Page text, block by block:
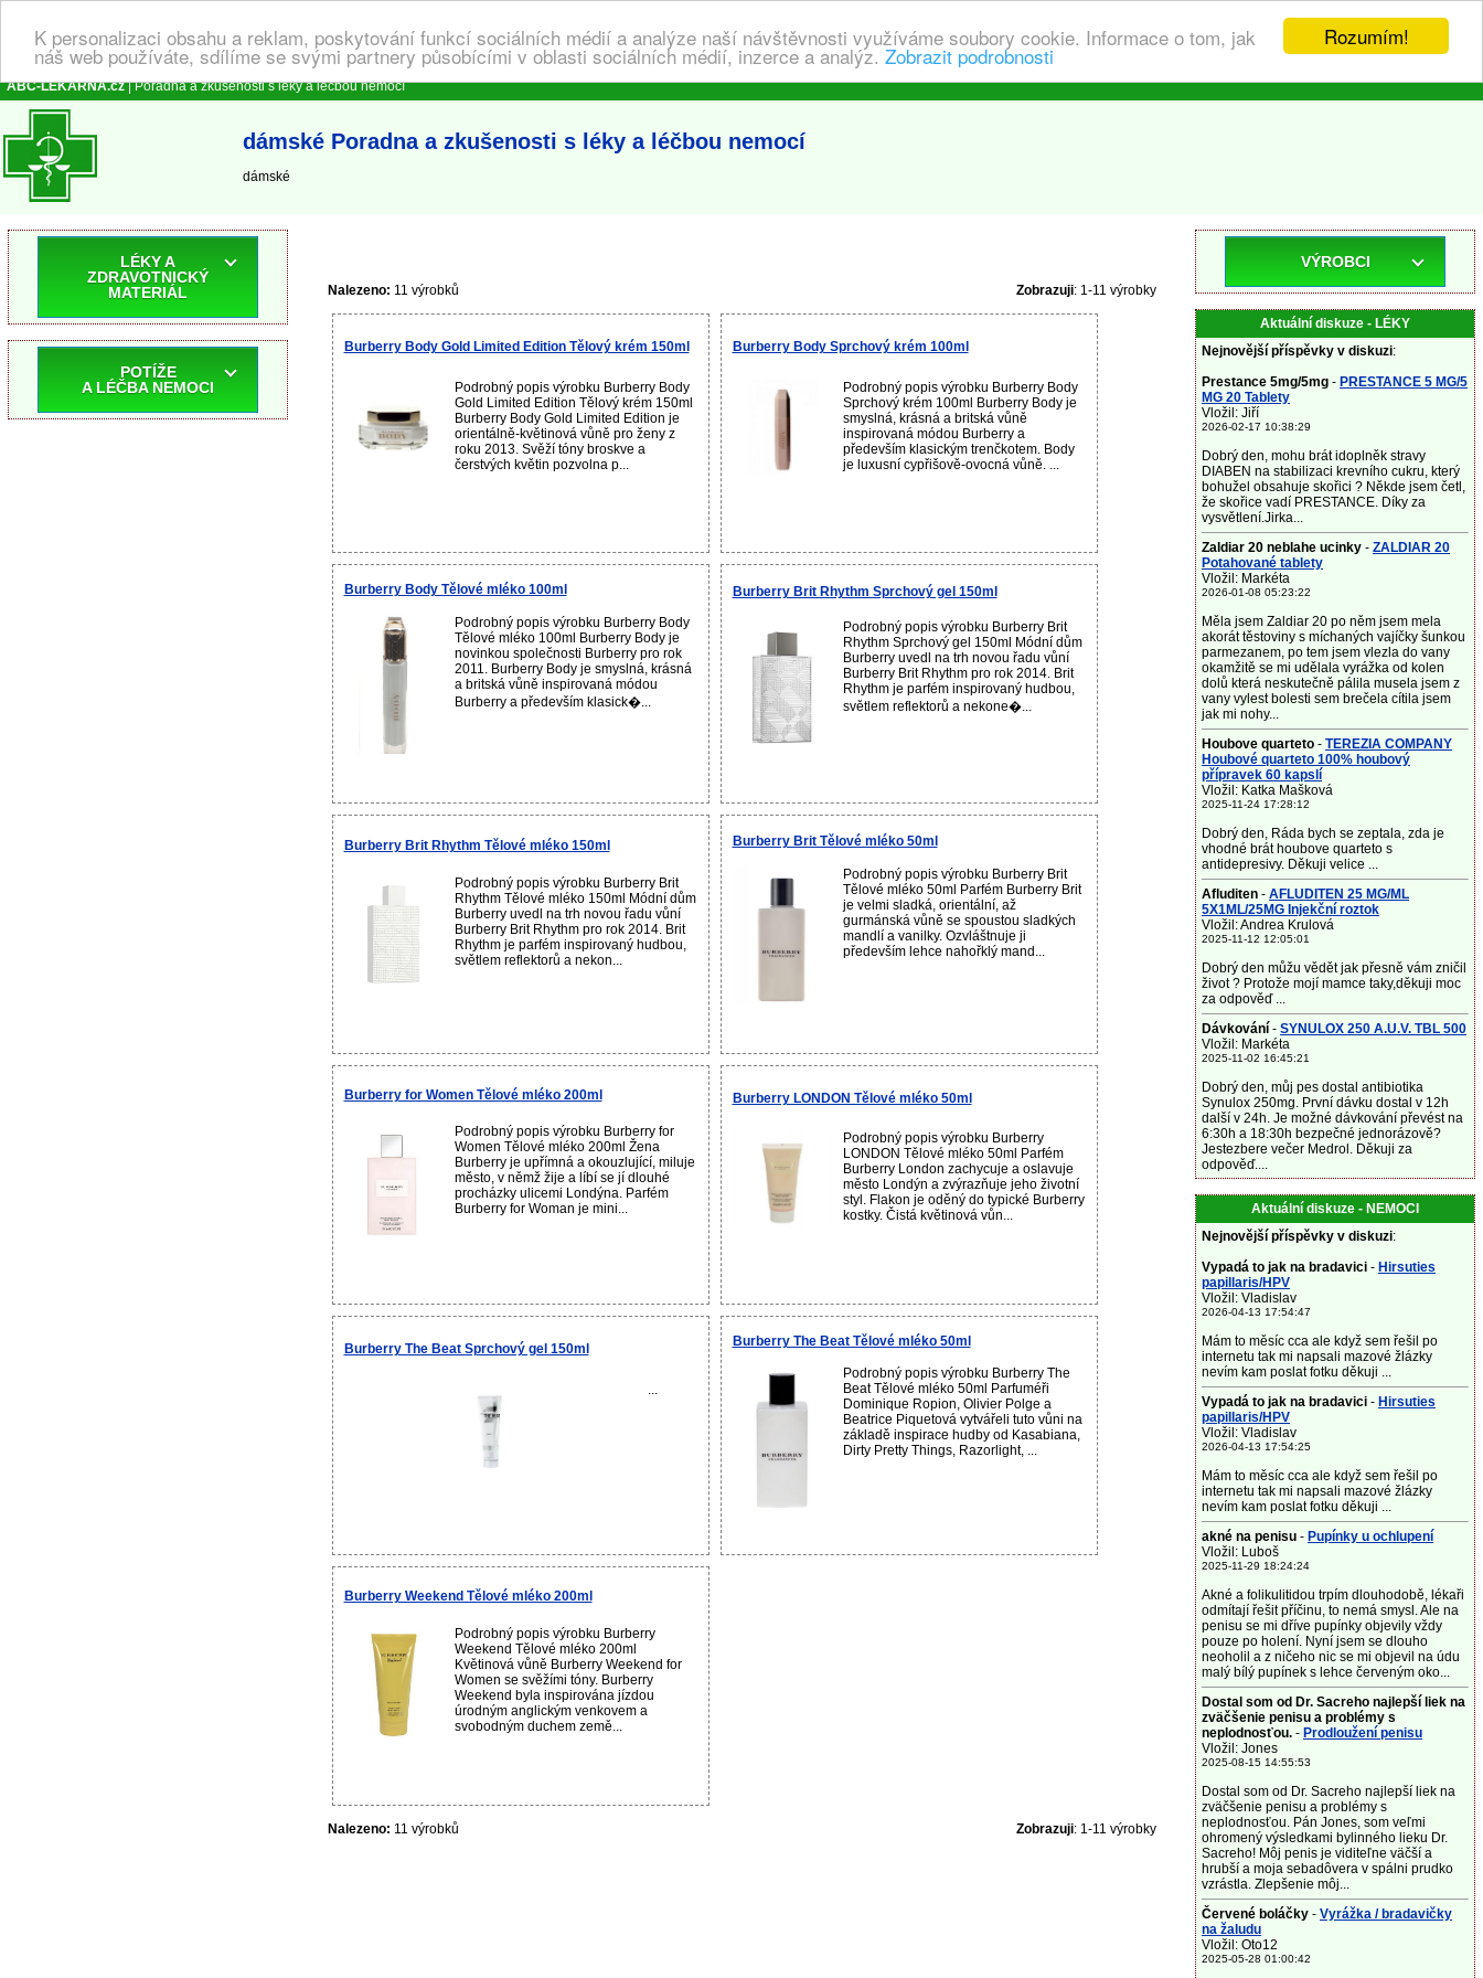
Rozumím!
K personalizaci obsahu a reklam, poskytování funkcí sociálních médií a analýze naší návštěvnosti využíváme soubory cookie. Informace o tom, jak
náš web používáte, sdílíme se svými partnery působícími v oblasti sociálních médií, inzerce a analýz. Zobrazit podrobnosti
ABC-LEKARNA.cz| Poradna a zkušenosti s léky a léčbou nemocí
dámské Poradna a zkušenosti s léky a léčbou nemocí
dámské
Nalezeno: 11 výrobků Zobrazuji: 1-11 výrobky
Burberry Body Gold Limited Edition Tělový krém 150ml
Podrobný popis výrobku Burberry Body
Gold Limited Edition Tělový krém 150ml
Burberry Body Gold Limited Edition je
orientálně-květinová vůně pro ženy z
roku 2013. Svěží tóny broskve a
čerstvých květin pozvolna p...
Burberry Body Sprchový krém 100ml
Podrobný popis výrobku Burberry Body
Sprchový krém 100ml Burberry Body je
smyslná, krásná a britská vůně
inspirovaná módou Burberry a
především klasickým trenčkotem. Body
je luxusní cypřišově-ovocná vůně. ...
Burberry Body Tělové mléko 100ml
Podrobný popis výrobku Burberry Body
Tělové mléko 100ml Burberry Body je
novinkou společnosti Burberry pro rok
2011. Burberry Body je smyslná, krásná
a britská vůně inspirovaná módou
Burberry a především klasick�...
Burberry Brit Rhythm Sprchový gel 150ml
Podrobný popis výrobku Burberry Brit
Rhythm Sprchový gel 150ml Módní dům
Burberry uvedl na trh novou řadu vůní
Burberry Brit Rhythm pro rok 2014. Brit
Rhythm je parfém inspirovaný hudbou,
světlem reflektorů a nekone�...
Burberry Brit Rhythm Tělové mléko 150ml
Podrobný popis výrobku Burberry Brit
Rhythm Tělové mléko 150ml Módní dům
Burberry uvedl na trh novou řadu vůní
Burberry Brit Rhythm pro rok 2014. Brit
Rhythm je parfém inspirovaný hudbou,
světlem reflektorů a nekon...
Burberry Brit Tělové mléko 50ml
Podrobný popis výrobku Burberry Brit
Tělové mléko 50ml Parfém Burberry Brit
je velmi sladká, orientální, až
gurmánská vůně se spoustou sladkých
mandlí a vanilky. Ozvláštnuje ji
především lehce nahořklý mand...
Burberry for Women Tělové mléko 200ml
Podrobný popis výrobku Burberry for
Women Tělové mléko 200ml Žena
Burberry je upřímná a okouzlující, miluje
město, v němž žije a líbí se jí dlouhé
procházky ulicemi Londýna. Parfém
Burberry for Woman je mini...
Burberry LONDON Tělové mléko 50ml
Podrobný popis výrobku Burberry
LONDON Tělové mléko 50ml Parfém
Burberry London zachycuje a oslavuje
město Londýn a zvýrazňuje jeho životní
styl. Flakon je oděný do typické Burberry
kostky. Čistá květinová vůn...
Burberry The Beat Sprchový gel 150ml
...
Burberry The Beat Tělové mléko 50ml
Podrobný popis výrobku Burberry The
Beat Tělové mléko 50ml Parfuméři
Dominique Ropion, Olivier Polge a
Beatrice Piquetová vytvářeli tuto vůni na
základě inspirace hudby od Kasabiana,
Dirty Pretty Things, Razorlight, ...
Burberry Weekend Tělové mléko 200ml
Podrobný popis výrobku Burberry
Weekend Tělové mléko 200ml
Květinová vůně Burberry Weekend for
Women se svěžími tóny. Burberry
Weekend byla inspirována jízdou
úrodným anglickým venkovem a
svobodným duchem země...
Nalezeno: 11 výrobků Zobrazuji: 1-11 výrobky
LÉKY A
ZDRAVOTNICKÝ
MATERIÁL
POTÍŽE
A LÉČBA NEMOCI
VÝROBCI
Aktuální diskuze - LÉKY
Nejnovější příspěvky v diskuzi:
Prestance 5mg/5mg - PRESTANCE 5 MG/5
MG 20 Tablety
Vložil: Jiří
2026-02-17 10:38:29
Dobrý den, mohu brát idoplněk stravy
DIABEN na stabilizaci krevního cukru, který
bohužel obsahuje skořici ? Někde jsem četl,
že skořice vadí PRESTANCE. Díky za
vysvětlení.Jirka...
Zaldiar 20 neblahe ucinky - ZALDIAR 20
Potahované tablety
Vložil: Markéta
2026-01-08 05:23:22
Měla jsem Zaldiar 20 po něm jsem mela
akorát těstoviny s míchaných vajíčky šunkou
parmezanem, po tem jsem vlezla do vany
okamžitě se mi udělala vyrážka od kolen
dolů která neskutečně pálila musela jsem z
vany vylest bolesti sem brečela cítila jsem
jak mi nohy...
Houbove quarteto - TEREZIA COMPANY
Houbové quarteto 100% houbový
přípravek 60 kapslí
Vložil: Katka Mašková
2025-11-24 17:28:12
Dobrý den, Ráda bych se zeptala, zda je
vhodné brát houbove quarteto s
antidepresivy. Děkuji velice ...
Afluditen - AFLUDITEN 25 MG/ML
5X1ML/25MG Injekční roztok
Vložil: Andrea Krulová
2025-11-12 12:05:01
Dobrý den můžu vědět jak přesně vám zničil
život ? Protože mojí mamce taky,děkuji moc
za odpověď ...
Dávkování - SYNULOX 250 A.U.V. TBL 500
Vložil: Markéta
2025-11-02 16:45:21
Dobrý den, můj pes dostal antibiotika
Synulox 250mg. První dávku dostal v 12h
další v 24h. Je možné dávkování převést na
6:30h a 18:30h bezpečné jednorázově?
Jestezbere večer Medrol. Děkuji za
odpověď....
Aktuální diskuze - NEMOCI
Nejnovější příspěvky v diskuzi:
Vypadá to jak na bradavici - Hirsuties
papillaris/HPV
Vložil: Vladislav
2026-04-13 17:54:47
Mám to měsíc cca ale když sem řešil po
internetu tak mi napsali mazové žlázky
nevím kam poslat fotku děkuji ...
Vypadá to jak na bradavici - Hirsuties
papillaris/HPV
Vložil: Vladislav
2026-04-13 17:54:25
Mám to měsíc cca ale když sem řešil po
internetu tak mi napsali mazové žlázky
nevím kam poslat fotku děkuji ...
akné na penisu - Pupínky u ochlupení
Vložil: Luboš
2025-11-29 18:24:24
Akné a folikulitidou trpím dlouhodobě, lékaři
odmítají řešit příčinu, to nemá smysl. Ale na
penisu se mi dříve pupínky objevily vždy
pouze po holení. Nyní jsem se dlouho
neoholil a z ničeho nic se mi objevil na údu
malý bílý pupínek s lehce červeným oko...
Dostal som od Dr. Sacreho najlepší liek na
zväčšenie penisu a problémy s
neplodnosťou. - Prodloužení penisu
Vložil: Jones
2025-08-15 14:55:53
Dostal som od Dr. Sacreho najlepší liek na
zväčšenie penisu a problémy s
neplodnosťou. Pán Jones, som veľmi
ohromený výsledkami bylinného lieku Dr.
Sacreho! Môj penis je viditeľne väčší a
hrubší a moja sebadôvera v spálni prudko
vzrástla. Zlepšenie môj...
Červené boláčky - Vyrážka / bradavičky
na žaludu
Vložil: Oto12
2025-05-28 01:00:42